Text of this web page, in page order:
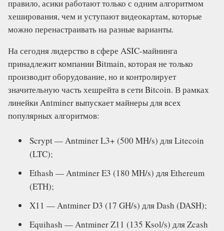
правило, асики работают только с одним алгоритмом
хеширования, чем и уступают видеокартам, которые
можно перенастраивать на разные варианты.
На сегодня лидерство в сфере ASIC-майнинга
принадлежит компании Bitmain, которая не только
производит оборудование, но и контролирует
значительную часть хешрейта в сети Bitcoin. В рамках
линейки Antminer выпускает майнеры для всех
популярных алгоритмов:
Scrypt — Antminer L3+ (500 MH/s) для Litecoin
(LTC);
Ethash — Antminer E3 (180 MH/s) для Ethereum
(ETH);
X11 — Antminer D3 (17 GH/s) для Dash (DASH);
Equihash — Antminer Z11 (135 Ksol/s) для Zcash